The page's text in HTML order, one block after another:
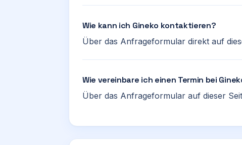
Wie kann ich Gineko kontaktieren?
Über das Anfrageformular direkt auf
Wie vereinbare ich einen Termin bei
Über das Anfrageformular auf dieser